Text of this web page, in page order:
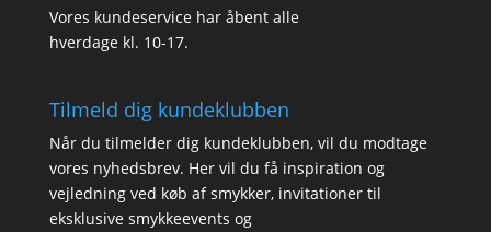
Vores kundeservice har åbent alle
hverdage kl. 10-17.
Tilmeld dig kundeklubben
Når du tilmelder dig kundeklubben, vil du modtage
vores nyhedsbrev. Her vil du få inspiration og
vejledning ved køb af smykker, invitationer til
eksklusive smykkeevents og